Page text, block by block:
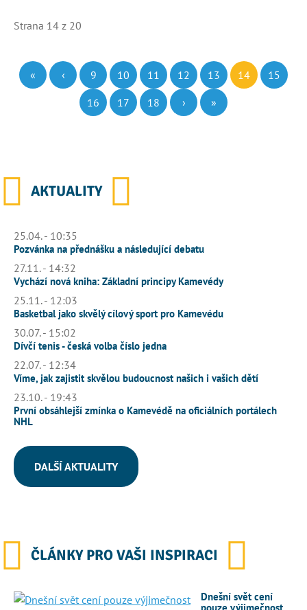
Strana 14 z 20
« ‹ 9 10 11 12 13 14
15
16
17 18 › »
AKTUALITY
25.04. - 10:35
Pozvánka na přednášku a následující debatu
27.11. - 14:32
Vychází nová kniha: Základní principy Kamevédy
25.11. - 12:03
Basketbal jako skvělý cílový sport pro Kamevédu
30.07. - 15:02
Dívčí tenis - česká volba číslo jedna
22.07. - 12:34
Víme, jak zajistit skvělou budoucnost našich i vašich dětí
23.10. - 19:43
První obsáhlejší zmínka o Kamevédě na oficiálních portálech
NHL
DALŠÍ AKTUALITY
ČLÁNKY PRO VAŠI INSPIRACI
Dnešní svět cení